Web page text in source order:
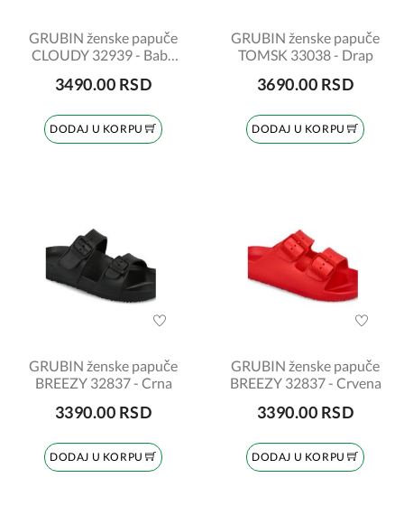
GRUBIN ženske papuče
CLOUDY 32939 - Baby
3490.00 RSD
DODAJ U KORPU
GRUBIN ženske papuče
TOMSK 33038 - Drap
3690.00 RSD
DODAJ U KORPU
GRUBIN ženske papuče
BREEZY 32837 - Crna
3390.00 RSD
DODAJ U KORPU
GRUBIN ženske papuče
BREEZY 32837 - Crvena
3390.00 RSD
DODAJ U KORPU